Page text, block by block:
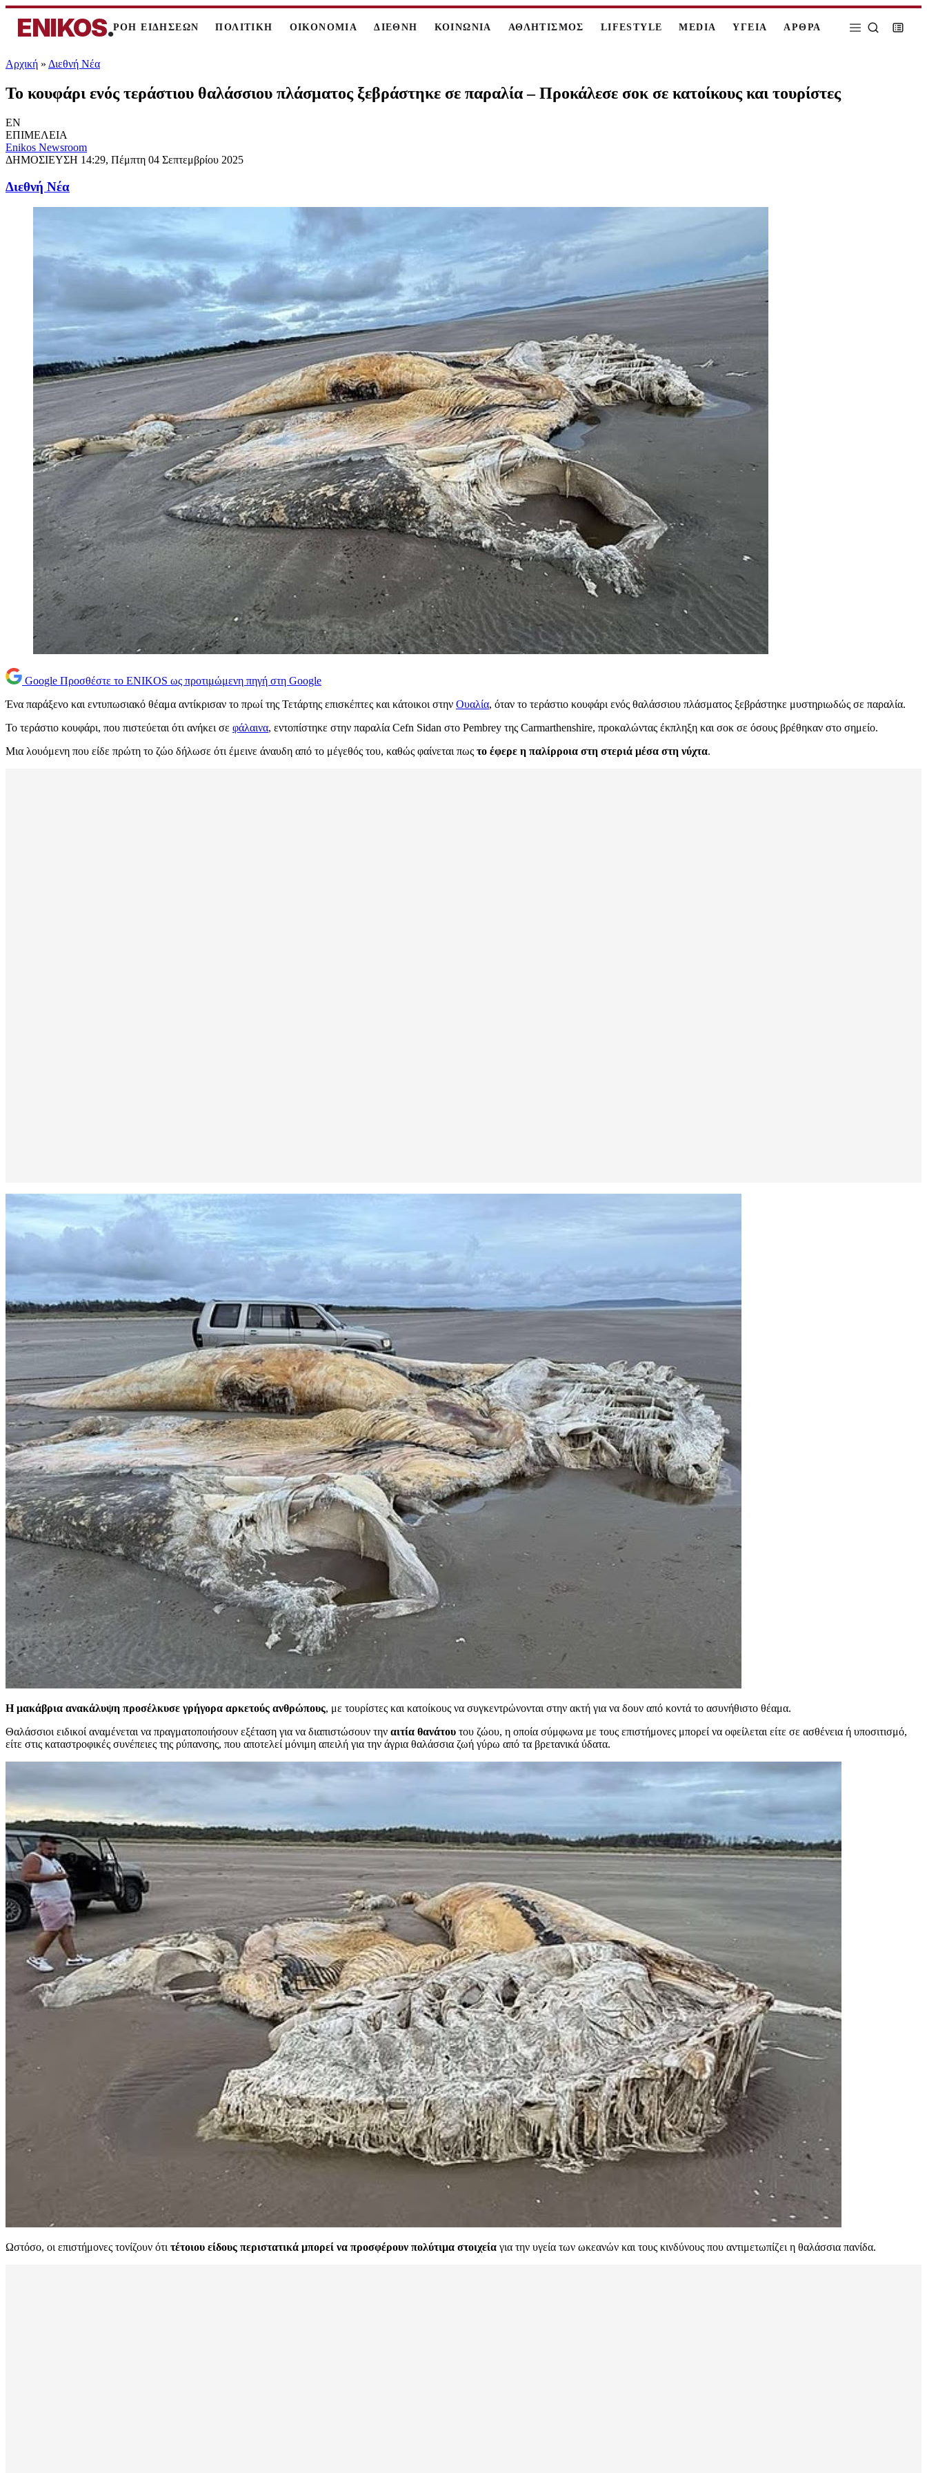
ENIKOS.ΡΟΗ ΕΙΔΗΣΕΩΝ ΠΟΛΙΤΙΚΗ ΟΙΚΟΝΟΜΙΑ ΔΙΕΘΝΗ ΚΟΙΝΩΝΙΑ ΑΘΛΗΤΙΣΜΟΣ LIFESTYLE MEDIA ΥΓΕΙΑ ΑΡΘΡΑ
Αρχική » Διεθνή Νέα
Το κουφάρι ενός τεράστιου θαλάσσιου πλάσματος ξεβράστηκε σε παραλία – Προκάλεσε σοκ σε κατοίκους και τουρίστες
EN
ΕΠΙΜΕΛΕΙΑ
Enikos Newsroom
ΔΗΜΟΣΙΕΥΣΗ 14:29, Πέμπτη 04 Σεπτεμβρίου 2025
Διεθνή Νέα
Google Προσθέστε το ENIKOS ως προτιμώμενη πηγή στη Google
Ένα παράξενο και εντυπωσιακό θέαμα αντίκρισαν το πρωί της Τετάρτης επισκέπτες και κάτοικοι στην Ουαλία, όταν το τεράστιο κουφάρι ενός θαλάσσιου πλάσματος ξεβράστηκε μυστηριωδώς σε παραλία.
Το τεράστιο κουφάρι, που πιστεύεται ότι ανήκει σε φάλαινα, εντοπίστηκε στην παραλία Cefn Sidan στο Pembrey της Carmarthenshire, προκαλώντας έκπληξη και σοκ σε όσους βρέθηκαν στο σημείο.
Μια λουόμενη που είδε πρώτη το ζώο δήλωσε ότι έμεινε άναυδη από το μέγεθός του, καθώς φαίνεται πως το έφερε η παλίρροια στη στεριά μέσα στη νύχτα.
Η μακάβρια ανακάλυψη προσέλκυσε γρήγορα αρκετούς ανθρώπους, με τουρίστες και κατοίκους να συγκεντρώνονται στην ακτή για να δουν από κοντά το ασυνήθιστο θέαμα.
Θαλάσσιοι ειδικοί αναμένεται να πραγματοποιήσουν εξέταση για να διαπιστώσουν την αιτία θανάτου του ζώου, η οποία σύμφωνα με τους επιστήμονες μπορεί να οφείλεται είτε σε ασθένεια ή υποσιτισμό,
είτε στις καταστροφικές συνέπειες της ρύπανσης, που αποτελεί μόνιμη απειλή για την άγρια θαλάσσια ζωή γύρω από τα βρετανικά ύδατα.
Ωστόσο, οι επιστήμονες τονίζουν ότι τέτοιου είδους περιστατικά μπορεί να προσφέρουν πολύτιμα στοιχεία για την υγεία των ωκεανών και τους κινδύνους που αντιμετωπίζει η θαλάσσια πανίδα.